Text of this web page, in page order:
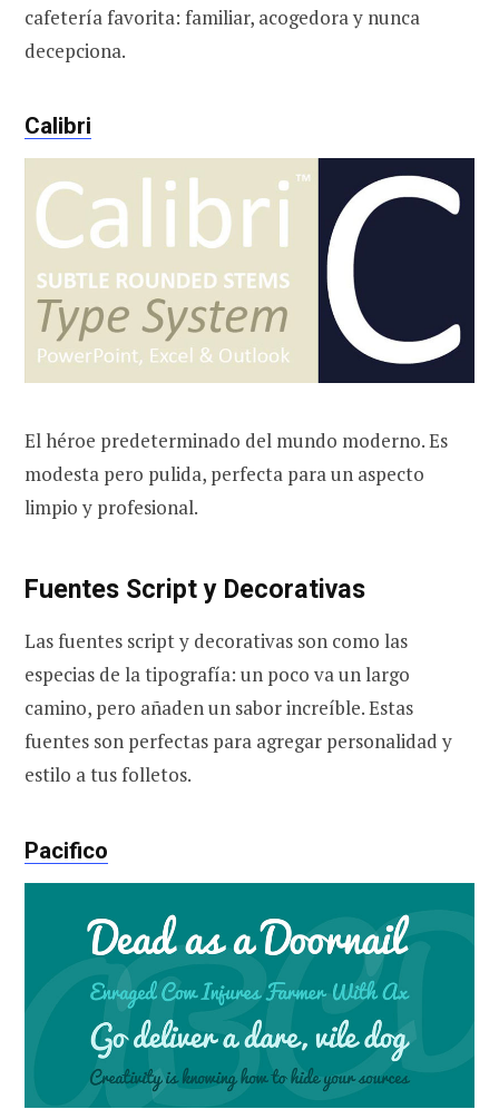
cafetería favorita: familiar, acogedora y nunca
decepciona.
Calibri
El héroe predeterminado del mundo moderno. Es
modesta pero pulida, perfecta para un aspecto
limpio y profesional.
Fuentes Script y Decorativas
Las fuentes script y decorativas son como las
especias de la tipografía: un poco va un largo
camino, pero añaden un sabor increíble. Estas
fuentes son perfectas para agregar personalidad y
estilo a tus folletos.
Pacifico